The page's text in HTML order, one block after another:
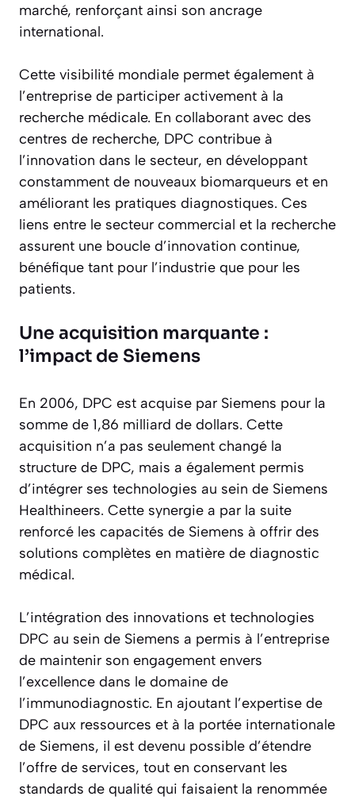
marché, renforçant ainsi son ancrage
international.
Cette visibilité mondiale permet également à
l’entreprise de participer activement à la
recherche médicale. En collaborant avec des
centres de recherche, DPC contribue à
l’innovation dans le secteur, en développant
constamment de nouveaux biomarqueurs et en
améliorant les pratiques diagnostiques. Ces
liens entre le secteur commercial et la recherche
assurent une boucle d’innovation continue,
bénéfique tant pour l’industrie que pour les
patients.
Une acquisition marquante :
l’impact de Siemens
En 2006, DPC est acquise par Siemens pour la
somme de 1,86 milliard de dollars. Cette
acquisition n’a pas seulement changé la
structure de DPC, mais a également permis
d’intégrer ses technologies au sein de Siemens
Healthineers. Cette synergie a par la suite
renforcé les capacités de Siemens à offrir des
solutions complètes en matière de diagnostic
médical.
L’intégration des innovations et technologies
DPC au sein de Siemens a permis à l’entreprise
de maintenir son engagement envers
l’excellence dans le domaine de
l’immunodiagnostic. En ajoutant l’expertise de
DPC aux ressources et à la portée internationale
de Siemens, il est devenu possible d’étendre
l’offre de services, tout en conservant les
standards de qualité qui faisaient la renommée